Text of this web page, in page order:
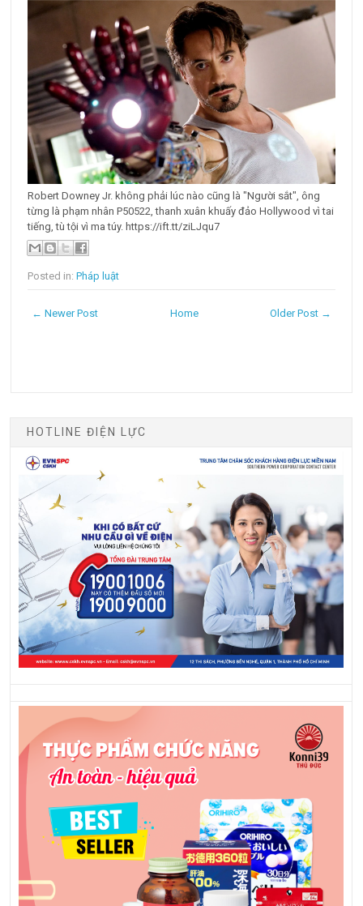
Robert Downey Jr. không phải lúc nào cũng là "Người sắt", ông
từng là phạm nhân P50522, thanh xuân khuấy đảo Hollywood vì tai
tiếng, tù tội vì ma túy. https://ift.tt/ziLJqu7
Posted in:Pháp luật
← Newer Post Older Post →
Home
HOTLINE ĐIỆN LỰC